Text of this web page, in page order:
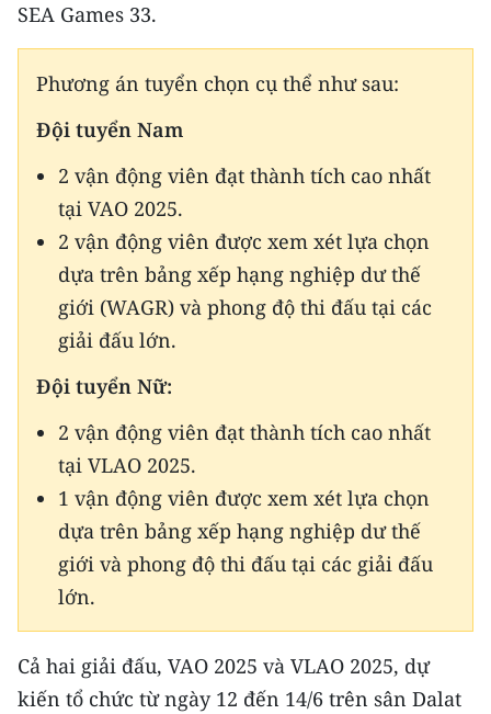
E-Magazine
Video
Media Chính trị
Media Kinh tế
Media Văn hóa
Media Xã hội
Media Pháp luật
Media Thể thao
Media Giáo dục
Media Y tế
Media Khoa học - Công nghệ
Media Môi trường
Ảnh
SEA Games 33.
Phương án tuyển chọn cụ thể như sau:
Đội tuyển Nam
2 vận động viên đạt thành tích cao nhất
tại VAO 2025.
2 vận động viên được xem xét lựa chọn
dựa trên bảng xếp hạng nghiệp dư thế
giới (WAGR) và phong độ thi đấu tại các
giải đấu lớn.
Đội tuyển Nữ:
2 vận động viên đạt thành tích cao nhất
tại VLAO 2025.
1 vận động viên được xem xét lựa chọn
dựa trên bảng xếp hạng nghiệp dư thế
giới và phong độ thi đấu tại các giải đấu
lớn.
Cả hai giải đấu, VAO 2025 và VLAO 2025, dự
kiến tổ chức từ ngày 12 đến 14/6 trên sân Dalat